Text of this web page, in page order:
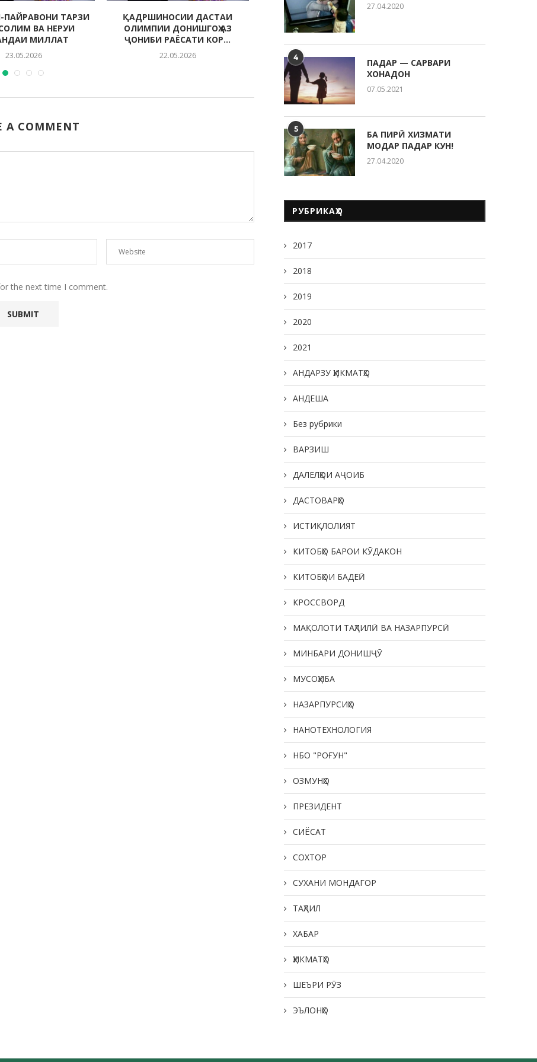
ПАЙРАВОНИ ТАРЗИ
СОЛИМ ВА НЕРУИ
МИЛЛАТ
23.05.2026
ҚАДРШИНОСИИ ДАСТАИ
ОЛИМПИИ ДОНИШГОҲ АЗ
ҶОНИБИ РАЁСАТИ КОР...
22.05.2026
20.05.2026
A COMMENT
the next time I comment.
27.04.2020
4
ПАДАР — САРВАРИ
ХОНАДОН
07.05.2021
5
БА ПИРӢ ХИЗМАТИ
МОДАР ПАДАР КУН!
27.04.2020
РУБРИКАҲО
2017
2018
2019
2020
2021
АНДАРЗУ ҲИКМАТҲО
АНДЕША
Без рубрики
ВАРЗИШ
ДАЛЕЛҲОИ АҶОИБ
ДАСТОВАРҲО
ИСТИҚЛОЛИЯТ
КИТОБҲО БАРОИ КӮДАКОН
КИТОБҲОИ БАДЕӢ
КРОССВОРД
МАҚОЛОТИ ТАҲЛИЛӢ ВА НАЗАРПУРСӢ
МИНБАРИ ДОНИШҶӮ
МУСОҲИБА
НАЗАРПУРСИҲО
НАНОТЕХНОЛОГИЯ
НБО "РОҒУН"
ОЗМУНҲО
ПРЕЗИДЕНТ
СИЁСАТ
СОХТОР
СУХАНИ МОНДАГОР
ТАҲЛИЛ
ХАБАР
ҲИКМАТҲО
ШЕЪРИ РӮЗ
ЭЪЛОНҲО